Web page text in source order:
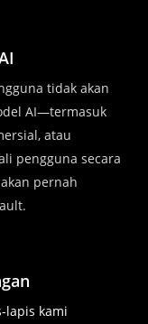
tidak akan
AI—termasuk
atau
pengguna secara
pernah
lapis kami